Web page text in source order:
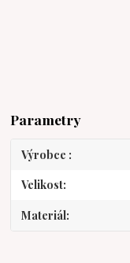
Parametry
Výrobce
Velikost
Materiál